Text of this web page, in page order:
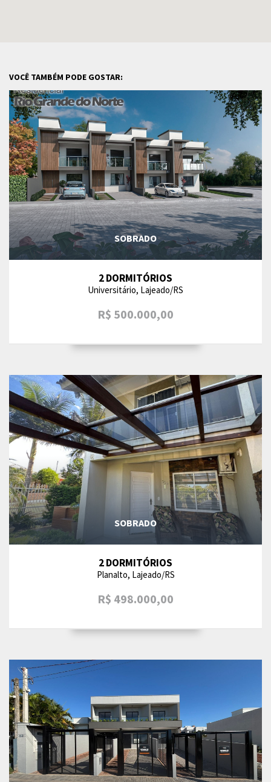
VOCÊ TAMBÉM PODE GOSTAR:
SOBRADO
2 DORMITÓRIOS
Universitário, Lajeado/RS
R$ 500.000,00
SOBRADO
2 DORMITÓRIOS
Planalto, Lajeado/RS
R$ 498.000,00